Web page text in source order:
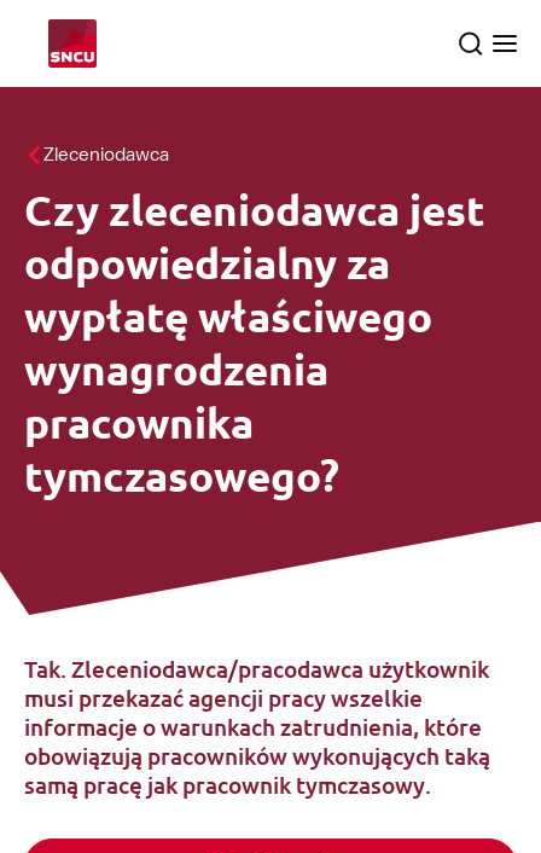
Przejdź
głównej
Search
Tematy
Dochodzenia
O nas
Polski
Zleceniodawca
Czy zleceniodawca jest
odpowiedzialny za
wypłatę właściwego
wynagrodzenia
pracownika
tymczasowego?
Tak. Zleceniodawca/pracodawca użytkownik
musi przekazać agencji pracy wszelkie
informacje o warunkach zatrudnienia, które
obowiązują pracowników wykonujących taką
samą pracę jak pracownik tymczasowy.